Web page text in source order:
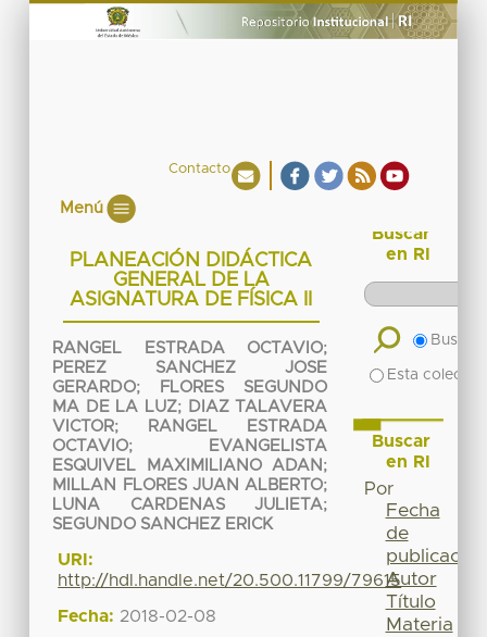
Contacto
Menú
PLANEACIÓN DIDÁCTICA
GENERAL DE LA
ASIGNATURA DE FÍSICA II
RANGEL ESTRADA OCTAVIO;
PEREZ SANCHEZ JOSE
GERARDO;
FLORES SEGUNDO
MA DE LA LUZ; DIAZ TALAVERA
VICTOR;
RANGEL ESTRADA
OCTAVIO;
EVANGELISTA
ESQUIVEL MAXIMILIANO ADAN ;
MILLAN FLORES JUAN ALBERTO;
LUNA CARDENAS JULIETA;
SEGUNDO SANCHEZ ERICK
URI:
http://hdl.handle.net/20.500.11799/79615
Fecha: 2018-02-08
Buscar
en RI
Buscar
Esta
Buscar
en RI
Por
Fecha
de
publicación
Autor
Título
Materia